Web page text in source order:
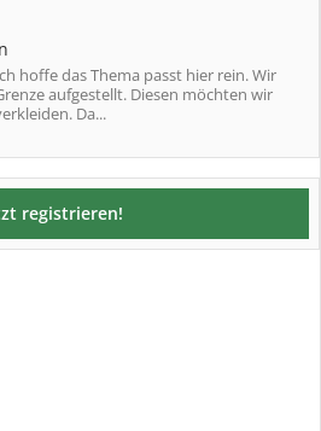
hoffe das Thema passt hier rein. Wir
aufgestellt. Diesen möchten wir
Da...
registrieren!